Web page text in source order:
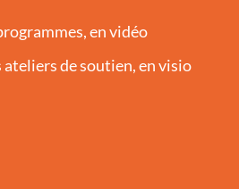
en vidéo
ateliers de soutien, en visio